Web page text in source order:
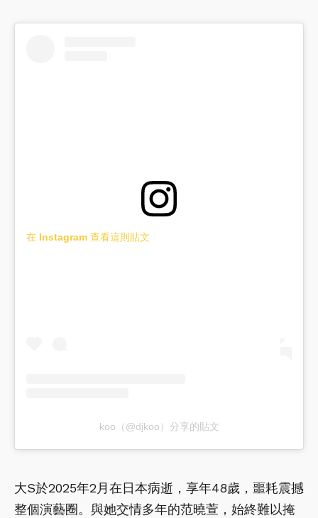
在 Instagram 查看這則貼文
koo（@djkoo）分享的貼文
大S於2025年2月在日本病逝，享年48歲，噩耗震撼
整個演藝圈。與她交情多年的范曉萱，始終難以掩